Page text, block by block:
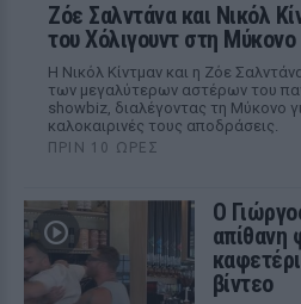
Ζόε Σαλντάνα και Νικόλ
του Χόλιγουντ στη Μύκονο
Η Νικόλ Κίντμαν και η Ζόε
των μεγαλύτερων αστέρων του
showbiz, διαλέγοντας τη Μύκονο
καλοκαιρινές τους αποδράσεις.
ΠΡΙΝ 10 ΏΡΕΣ
Ο
απίθανη
βίντεο